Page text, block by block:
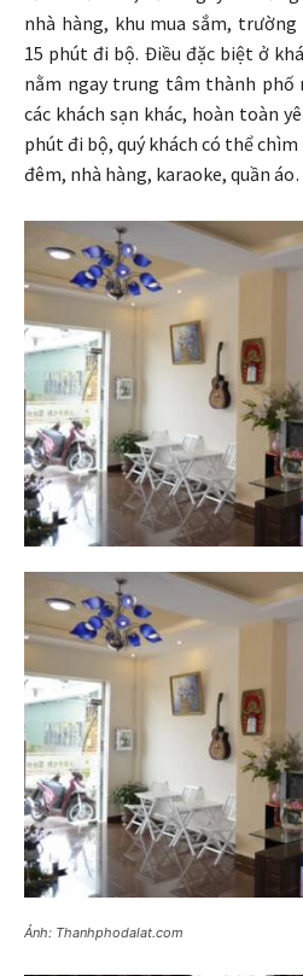
nhà hàng, khu mua sắm, trường
15 phút đi bộ. Điều đặc biệt ở
nằm ngay trung tâm thành phố
các khách sạn khác, hoàn toàn
phút đi bộ, quý khách có thể
đêm, nhà hàng, karaoke, quần
Ảnh: Thanhphodalat.com